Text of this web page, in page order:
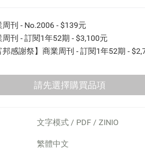
周刊 - No.2006 - $139元
周刊 - 訂閱1年52期 - $3,100元
邦感謝祭】商業周刊 - 訂閱1年52期 -
文字模式 / PDF / ZINIO
繁體中文